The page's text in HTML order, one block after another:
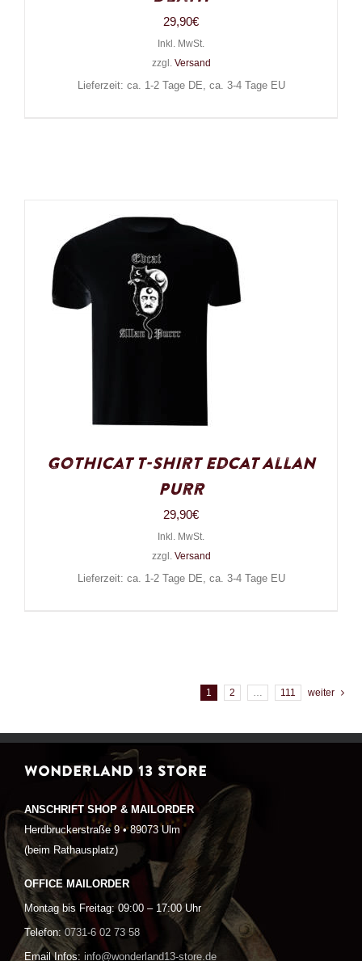
29,90€
Inkl. MwSt.
zzgl. Versand
Lieferzeit: ca. 1-2 Tage DE, ca. 3-4 Tage EU
Gothicat T-Shirt Edcat Allan
Purr
29,90€
Inkl. MwSt.
zzgl. Versand
Lieferzeit: ca. 1-2 Tage DE, ca. 3-4 Tage EU
1 2 … 111 weiter
WONDERLAND 13 STORE
ANSCHRIFT SHOP & MAILORDER
Herdbruckerstraße 9 • 89073 Ulm
(beim Rathausplatz)
OFFICE MAILORDER
Montag bis Freitag: 09:00 – 17:00 Uhr
Telefon: 0731-6 02 73 58
Email Infos: info@wonderland13-store.de